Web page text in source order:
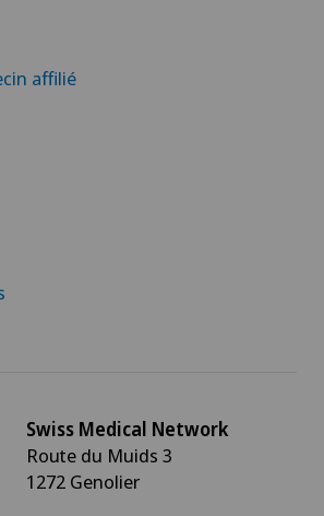
affilié
Swiss Medical Network
Route du Muids 3
1272 Genolier